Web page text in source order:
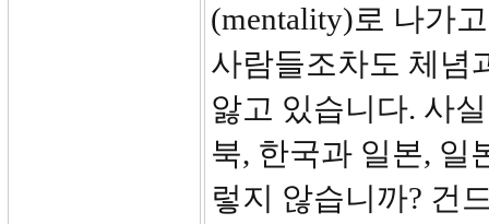
(mentality)로 나가
사람들조차도 체념
앓고 있습니다. 사
북, 한국과 일본, 일
렇지 않습니까? 건